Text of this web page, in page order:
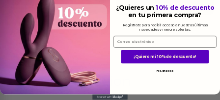
Ver el producto
Másinformacion
¿Quieres un10% de descuento
en tu primera compra?
Regístrate para recibir acceso a nuestras últimas
novedades y mejores ofertas.
Email
¡Quiero mi 10% de descuento!
No, gracias